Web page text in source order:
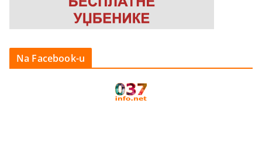
Na Facebook-u